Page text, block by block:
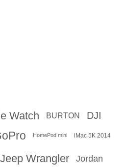
Watch BURTON
DJI
HomePod mini iMac 5K 2014
Jeep Wrangler Jordan